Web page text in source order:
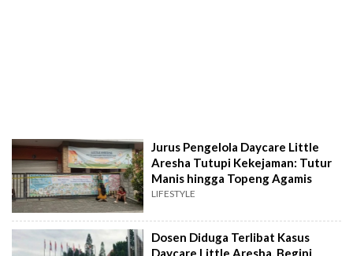
Jurus Pengelola Daycare Little
Aresha Tutupi Kekejaman: Tutur
Manis hingga Topeng Agamis
LIFESTYLE
Dosen Diduga Terlibat Kasus
Daycare Little Aresha, Begini